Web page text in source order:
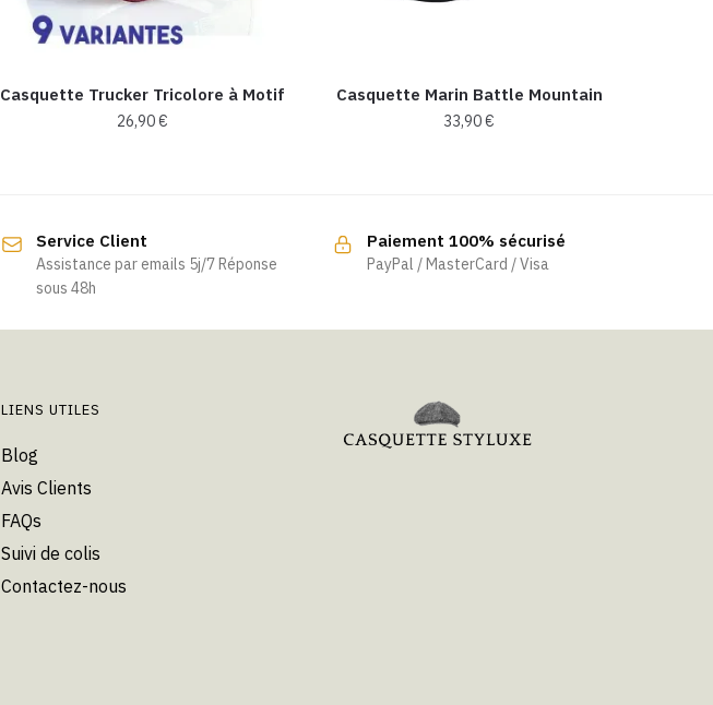
Casquette Trucker Tricolore à Motif
26,90€
plusieurs
variations.
options
Casquette Marin Battle Mountain
33,90€
Service Client
Assistance par emails 5j/7 Réponse
sous 48h
Paiement 100% sécurisé
PayPal / MasterCard / Visa
LIENS UTILES
Blog
Avis Clients
FAQs
Suivi de colis
Contactez-nous